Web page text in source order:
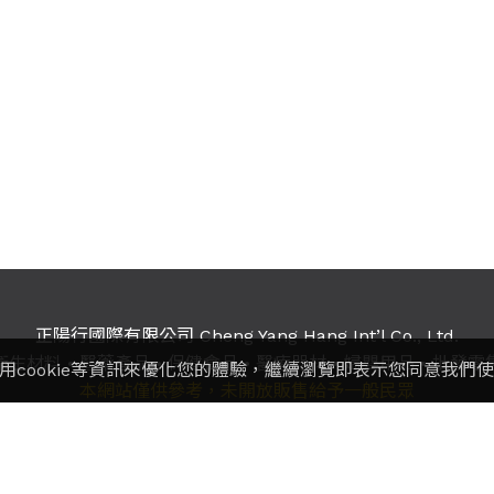
正陽行國際有限公司 Cheng Yang Hang Int’l Co., Ltd.
生材料•醫藥產品•保健食品•醫療器材•婦嬰用品•批發零
cookie等資訊來優化您的體驗，繼續瀏覽即表示您同意我們使